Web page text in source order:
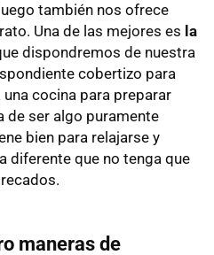
también nos ofrece
Una de las mejores es la
dispondremos de nuestra
cobertizo para
cocina para preparar
de ser algo puramente
bien para relajarse y
diferente que no tenga que
maneras de